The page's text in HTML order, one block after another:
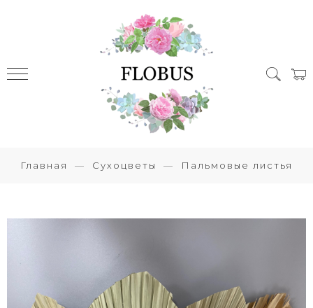
Главная Сухоцветы Пальмовые листья